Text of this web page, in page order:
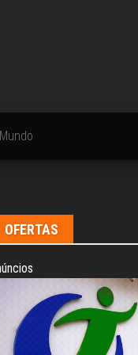
Mundo
OFERTAS